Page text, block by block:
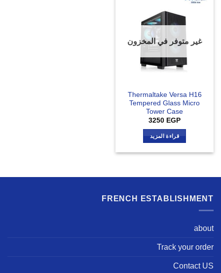
غير متوفر في المخزون
Thermaltake Versa H16
Tempered Glass Micro
Tower Case
3250 EGP
قراءة المزيد
FRENCH ESTABLISHMENT
about
Track your order
Contact US